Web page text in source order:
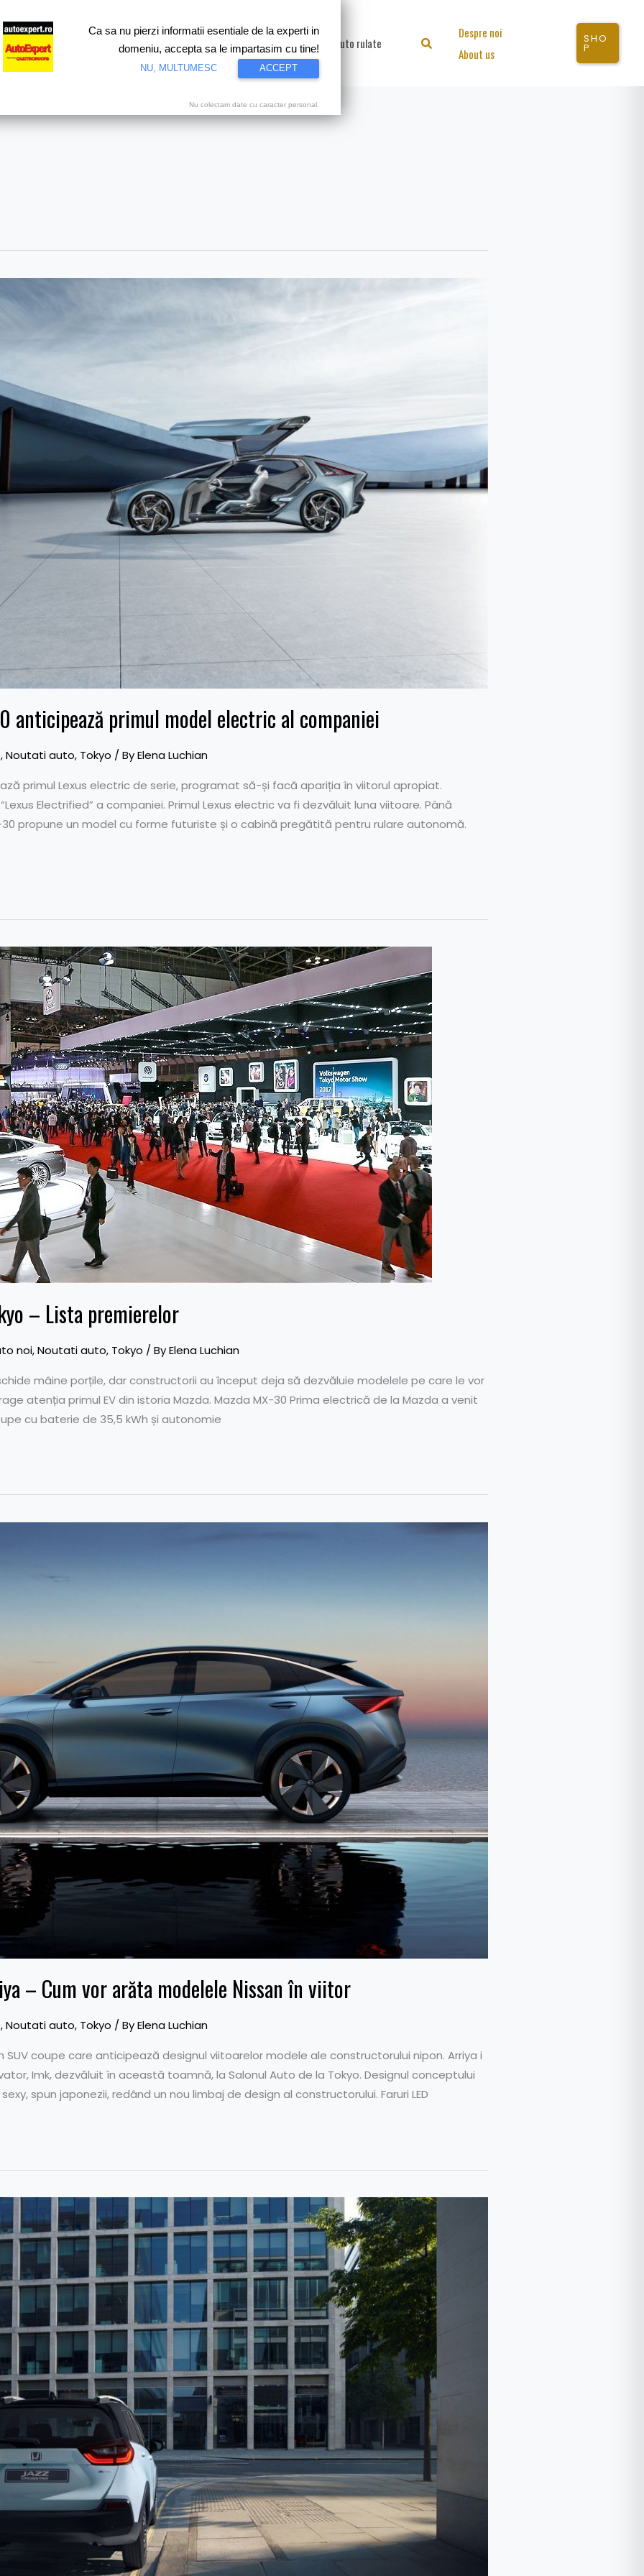
Test drive Motorsport Proiecte speciale Video Auto rulate Search
Despre noi
About us
SHO
P
anticipează primul model electric al companiei
,Noutati auto, Tokyo / ByElena Luchian
primul Lexus electric de serie, programat să-și facă apariția în viitorul apropiat.
Electrified” a companiei. Primul Lexus electric va fi dezvăluit luna viitoare. Până
30 propune un model cu forme futuriste și o cabină pregătită pentru rulare autonomă.
– Lista premierelor
noi,Noutati auto, Tokyo / ByElena Luchian
mâine porțile, dar constructorii au început deja să dezvăluie modelele pe care le vor
atenția primul EV din istoria Mazda. Mazda MX-30 Prima electrică de la Mazda a venit
cu baterie de 35,5 kWh și autonomie
– Cum vor arăta modelele Nissan în viitor
,Noutati auto, Tokyo / ByElena Luchian
SUV coupe care anticipează designul viitoarelor modele ale constructorului nipon. Arriya i
Imk, dezvăluit în această toamnă, la Salonul Auto de la Tokyo. Designul conceptului
spun japonezii, redând un nou limbaj de design al constructorului. Faruri LED
Ca sa nu pierzi informatii esentiale de la experti in
domeniu, accepta sa le impartasim cu tine!
NU, MULTUMESC ACCEPT
Nu colectam date cu caracter personal.